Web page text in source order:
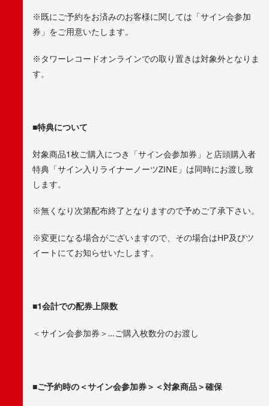
※既にご予約をお済みのお客様に関しては「サイン会参加
券」をご用意いたします。
※タワーレコードオンラインでの取り置きは対象外となりま
す。
■特典について
対象商品1枚ご購入につき「サイン会参加券」と店頭購入者
特典「サイン入りライナーノーツZINE」は同時にお渡し致
します。
※無くなり次第配布終了となりますので予めご了承下さい。
※変更になる場合がございますので、その場合はHP及びツ
イートにてお知らせいたします。
■1会計での配券上限数
＜サイン会参加券＞…ご購入枚数分のお渡し
■ご予約時の＜サイン会参加券＞＜対象商品＞確保